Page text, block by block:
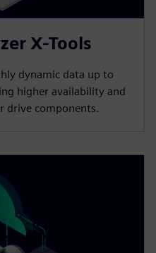
X-Tools
dynamic data up to
higher availability and
drive components.